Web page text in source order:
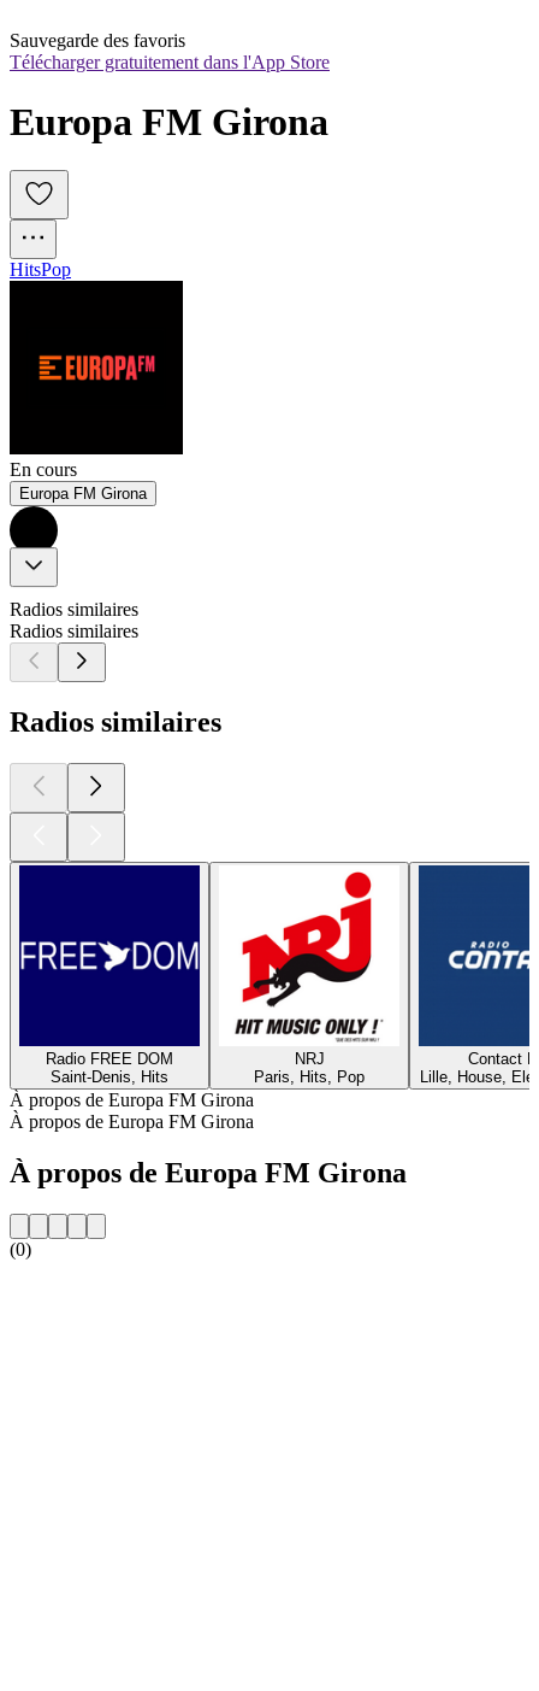
Sauvegarde des favoris
Télécharger gratuitement dans l'App Store
Europa FM Girona
HitsPop
En cours
Europa FM Girona
Radios similaires
Radios similaires
Radios similaires
Radio FREE DOM
Saint-Denis, Hits
NRJ
Paris, Hits, Pop
Contact
Lille, House,
À propos de Europa FM Girona
À propos de Europa FM Girona
À propos de Europa FM Girona
(0)